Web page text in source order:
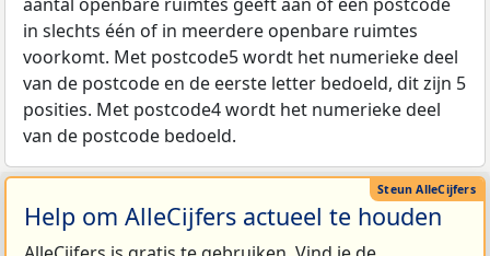
in slechts één of in meerdere openbare ruimtes
voorkomt. Met postcode5 wordt het numerieke deel
van de postcode en de eerste letter bedoeld, dit zijn 5
posities. Met postcode4 wordt het numerieke deel
van de postcode bedoeld.
Help om AlleCijfers actueel te houden